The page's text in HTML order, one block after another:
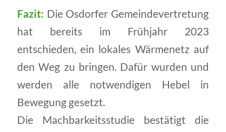
Fazit: Die Osdorfer Gemeindevertretung
hat bereits im Frühjahr 2023
entschieden, ein lokales Wärmenetz auf
den Weg zu bringen. Dafür wurden und
werden alle notwendigen Hebel in
Bewegung gesetzt.
Die Machbarkeitsstudie bestätigt die